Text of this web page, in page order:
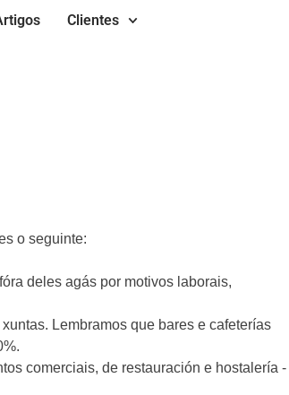
Clientes
o seguinte:
deles agás por motivos laborais,
Lembramos que bares e cafeterías
comerciais, de restauración e hostalería -